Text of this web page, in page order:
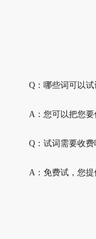
Q：哪些词可以试
A：您可以把您要
Q：试词需要收费
A：免费试，您提